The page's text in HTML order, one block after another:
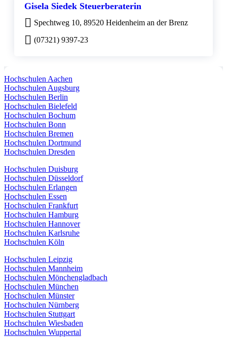
Gisela Siedek Steuerberaterin
Spechtweg 10, 89520 Heidenheim an der Brenz
(07321) 9397-23
Hochschulen Aachen
Hochschulen Augsburg
Hochschulen Berlin
Hochschulen Bielefeld
Hochschulen Bochum
Hochschulen Bonn
Hochschulen Bremen
Hochschulen Dortmund
Hochschulen Dresden
Hochschulen Duisburg
Hochschulen Düsseldorf
Hochschulen Erlangen
Hochschulen Essen
Hochschulen Frankfurt
Hochschulen Hamburg
Hochschulen Hannover
Hochschulen Karlsruhe
Hochschulen Köln
Hochschulen Leipzig
Hochschulen Mannheim
Hochschulen Mönchengladbach
Hochschulen München
Hochschulen Münster
Hochschulen Nürnberg
Hochschulen Stuttgart
Hochschulen Wiesbaden
Hochschulen Wuppertal